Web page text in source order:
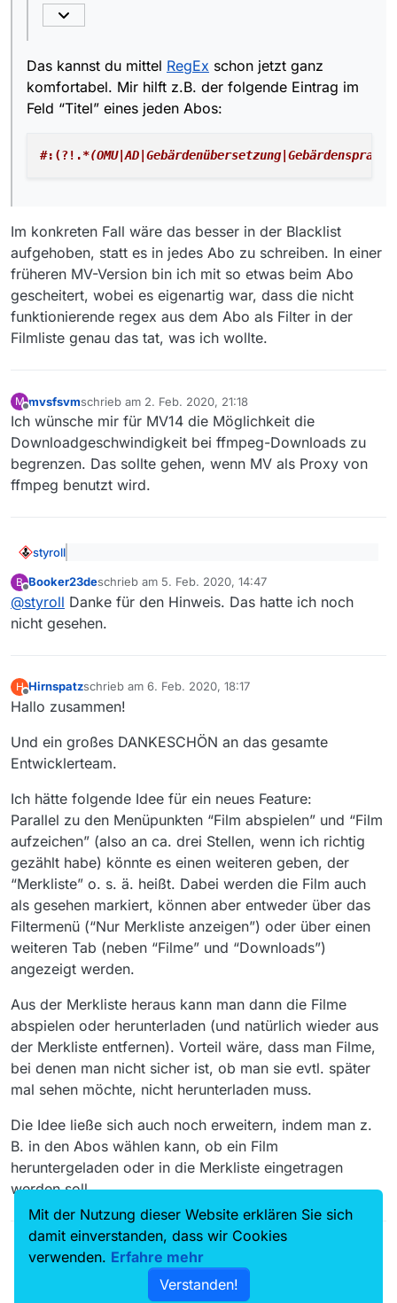
Das kannst du mittel RegEx schon jetzt ganz
komfortabel. Mir hilft z.B. der folgende Eintrag im
Feld “Titel” eines jeden Abos:
#:(?!.
Im konkreten Fall wäre das besser in der Blacklist
aufgehoben, statt es in jedes Abo zu schreiben. In einer
früheren MV-Version bin ich mit so etwas beim Abo
gescheitert, wobei es eigenartig war, dass die nicht
funktionierende regex aus dem Abo als Filter in der
Filmliste genau das tat, was ich wollte.
M
Offline
mvsfsvmschrieb am 2. Feb. 2020, 21:18
zuletzt editiert von
Ich wünsche mir für MV14 die Möglichkeit die
Downloadgeschwindigkeit bei ffmpeg-Downloads zu
begrenzen. Das sollte gehen, wenn MV als Proxy von
ffmpeg benutzt wird.
styroll
unnütze Downloads einsparen. Dies könnte dann
wiederum helfen, dass MV nicht noch öfter mit
zu kämpfen hätte.
Wenn das wirklich dein Ziel ist, wäre es wohl sinnvoller,
dem DL kontrollierst, also keine Abos automatisch
– ausschliessen:
B
Offline
Booker23deschrieb am 5. Feb. 2020, 14:47
zuletzt editiert von
@styroll Danke für den Hinweis. Das hatte ich noch
nicht gesehen.
H
Offline
Hirnspatzschrieb am 6. Feb. 2020, 18:17
zuletzt editiert von
Hallo zusammen!
Und ein großes DANKESCHÖN an das gesamte
Entwicklerteam.
Ich hätte folgende Idee für ein neues Feature:
Parallel zu den Menüpunkten “Film abspielen” und “Film
aufzeichen” (also an ca. drei Stellen, wenn ich richtig
gezählt habe) könnte es einen weiteren geben, der
“Merkliste” o. s. ä. heißt. Dabei werden die Film auch
als gesehen markiert, können aber entweder über das
Filtermenü (“Nur Merkliste anzeigen”) oder über einen
weiteren Tab (neben “Filme” und “Downloads”)
angezeigt werden.
Aus der Merkliste heraus kann man dann die Filme
abspielen oder herunterladen (und natürlich wieder aus
der Merkliste entfernen). Vorteil wäre, dass man Filme,
bei denen man nicht sicher ist, ob man sie evtl. später
mal sehen möchte, nicht herunterladen muss.
Die Idee ließe sich auch noch erweitern, indem man z.
B. in den Abos wählen kann, ob ein Film
heruntergeladen oder in die Merkliste eingetragen
werden soll.
Mit der Nutzung dieser Website erklären Sie sich
damit einverstanden, dass wir Cookies
verwenden. Erfahre mehr
Verstanden!